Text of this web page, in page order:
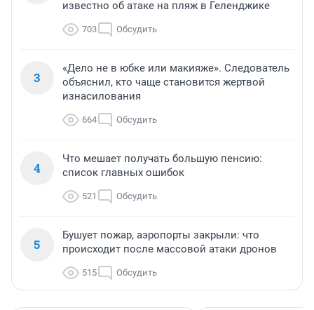
известно об атаке на пляж в Геленджике
703 Обсудить
3
«Дело не в юбке или макияже». Следователь
объяснил, кто чаще становится жертвой
изнасилования
664 Обсудить
4
Что мешает получать большую пенсию:
список главных ошибок
521 Обсудить
5
Бушует пожар, аэропорты закрыли: что
происходит после массовой атаки дронов
515 Обсудить